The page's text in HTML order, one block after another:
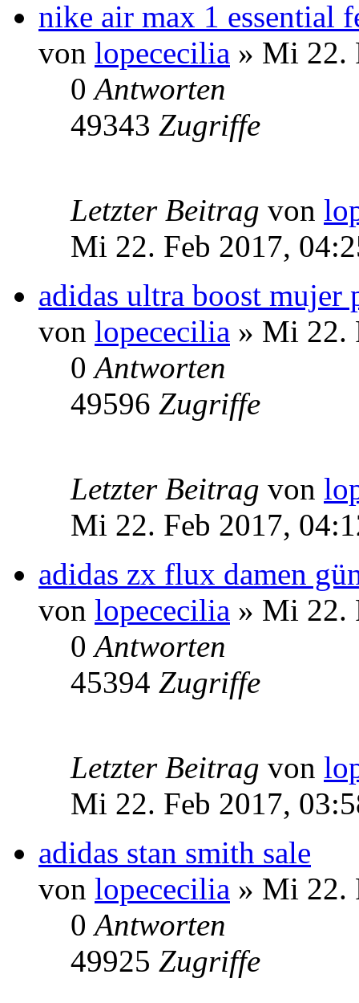
nike air max 1 essential
von lopececilia » Mi 22.
0 Antworten
49343 Zugriffe
Letzter Beitrag von
Mi 22. Feb 2017,
adidas ultra boost mujer
von lopececilia » Mi 22.
0 Antworten
49596 Zugriffe
Letzter Beitrag von
Mi 22. Feb 2017,
adidas zx flux damen
von lopececilia » Mi 22.
0 Antworten
45394 Zugriffe
Letzter Beitrag von
Mi 22. Feb 2017,
adidas stan smith sale
von lopececilia » Mi 22.
0 Antworten
49925 Zugriffe